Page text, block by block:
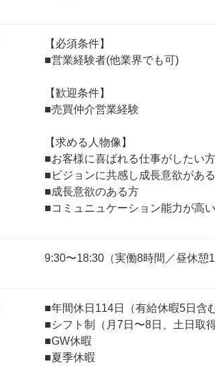
【必須条件】
■営業経験者(他業界でも可)
【歓迎条件】
■売買仲介営業経験
【求める人物像】
■お客様に喜ばれる仕事がしたい方
■ビジョンに共感し成長意欲があ
■成長意欲のある方
■コミュニュケーション能力が高
9:30〜18:30（実働8時間／昼休憩1
■年間休日114日（有給休暇5日含む
■シフト制（月7日〜8日、土日取
■GW休暇
■夏季休暇